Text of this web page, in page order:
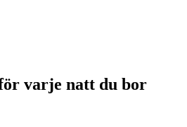
varje natt du bor